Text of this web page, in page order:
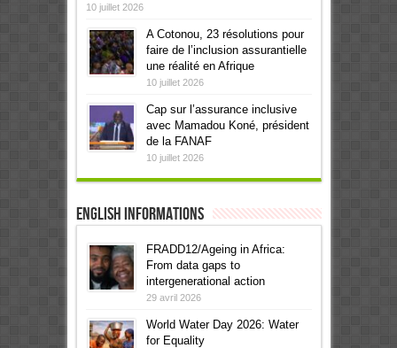
10 juillet 2026
A Cotonou, 23 résolutions pour
faire de l’inclusion assurantielle
une réalité en Afrique
10 juillet 2026
Cap sur l’assurance inclusive
avec Mamadou Koné, président
de la FANAF
10 juillet 2026
English informations
FRADD12/Ageing in Africa:
From data gaps to
intergenerational action
29 avril 2026
World Water Day 2026: Water
for Equality